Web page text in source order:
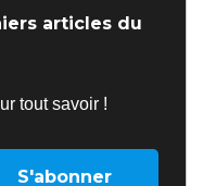
articles du
tout savoir !